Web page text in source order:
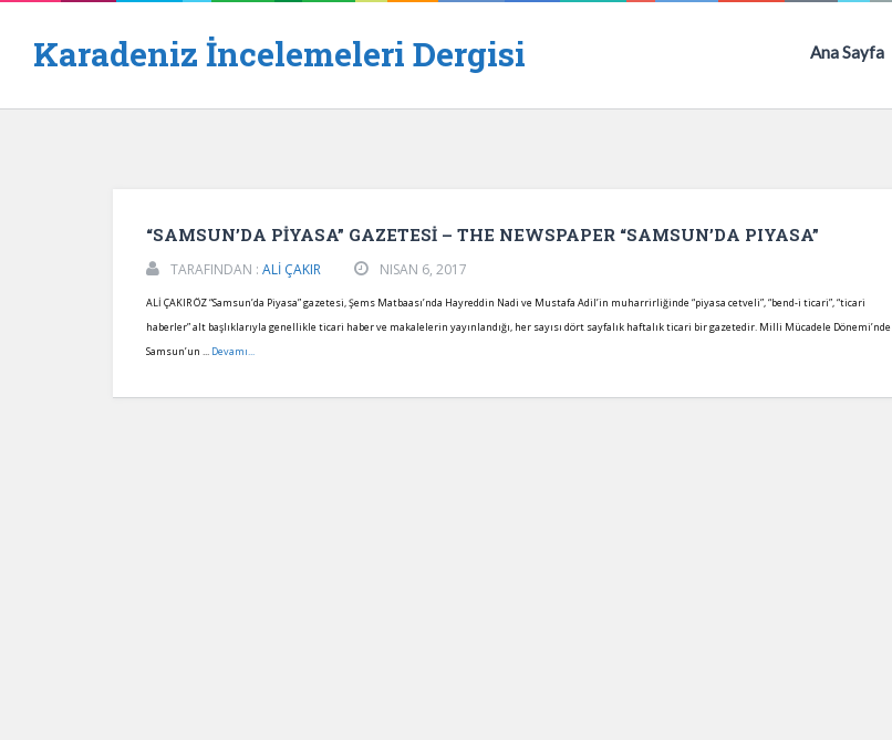
Karadeniz İncelemeleri Dergisi Ana Sayfa
“SAMSUN’DA PİYASA” GAZETESİ – THE NEWSPAPER “SAMSUN’DA PIYASA”
TARAFINDAN : ALİ ÇAKIR NISAN 6, 2017
ALİ ÇAKIR ÖZ “Samsun’da Piyasa” gazetesi, Şems Matbaası’nda Hayreddin Nadi ve Mustafa Adil’in muharrirliğinde “piyasa cetveli”, “bend-i ticari”, “ticari
haberler” alt başlıklarıyla genellikle ticari haber ve makalelerin yayınlandığı, her sayısı dört sayfalık haftalık ticari bir gazetedir. Milli Mücadele Dönemi’nde
Samsun’un ... Devamı...